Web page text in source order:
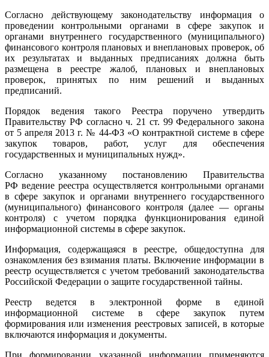
Согласно действующему законодательству информация о
проведении контрольными органами в сфере закупок и
органами внутреннего государственного (муниципального)
финансового контроля плановых и внеплановых проверок, об
их результатах и выданных предписаниях должна быть
размещена в реестре жалоб, плановых и внеплановых
проверок, принятых по ним решений и выданных
предписаний.
Порядок ведения такого Реестра поручено утвердить
Правительству РФ согласно ч. 21 ст. 99 Федерального закона
от 5 апреля 2013 г. № 44-ФЗ «О контрактной системе в сфере
закупок товаров, работ, услуг для обеспечения
государственных и муниципальных нужд».
Согласно указанному постановлению Правительства
РФ ведение реестра осуществляется контрольными органами
в сфере закупок и органами внутреннего государственного
(муниципального) финансового контроля (далее — органы
контроля) с учетом порядка функционирования единой
информационной системы в сфере закупок.
Информация, содержащаяся в реестре, общедоступна для
ознакомления без взимания платы. Включение информации в
реестр осуществляется с учетом требований законодательства
Российской Федерации о защите государственной тайны.
Реестр ведется в электронной форме в единой
информационной системе в сфере закупок путем
формирования или изменения реестровых записей, в которые
включаются информация и документы.
При формировании указанной информации применяются